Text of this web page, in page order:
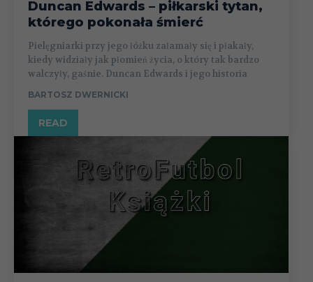
Duncan Edwards – piłkarski tytan,
którego pokonała śmierć
Pielęgniarki przy jego łóżku załamały się i płakały,
kiedy widziały jak płomień życia, o który tak bardzo
walczyły, gaśnie. Duncan Edwards i jego historia
BARTOSZ DWERNICKI
READ